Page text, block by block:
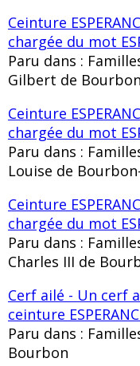
Ceinture
chargée du mot
Paru dans :
Gilbert de
Ceinture
chargée du mot
Paru dans :
Louise de
Ceinture
chargée du mot
Paru dans :
Charles III de
Cerf ailé - Un cerf
ceinture
Paru dans :
Bourbon